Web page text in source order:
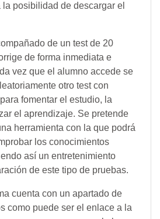
posibilidad de descargar el
de un test de 20
de forma inmediata e
vez que el alumno accede se
otro test con
fomentar el estudio, la
el aprendizaje. Se pretende
herramienta con la que podrá
los conocimientos
así un entretenimiento
de este tipo de pruebas.
cuenta con un apartado de
como puede ser el enlace a la